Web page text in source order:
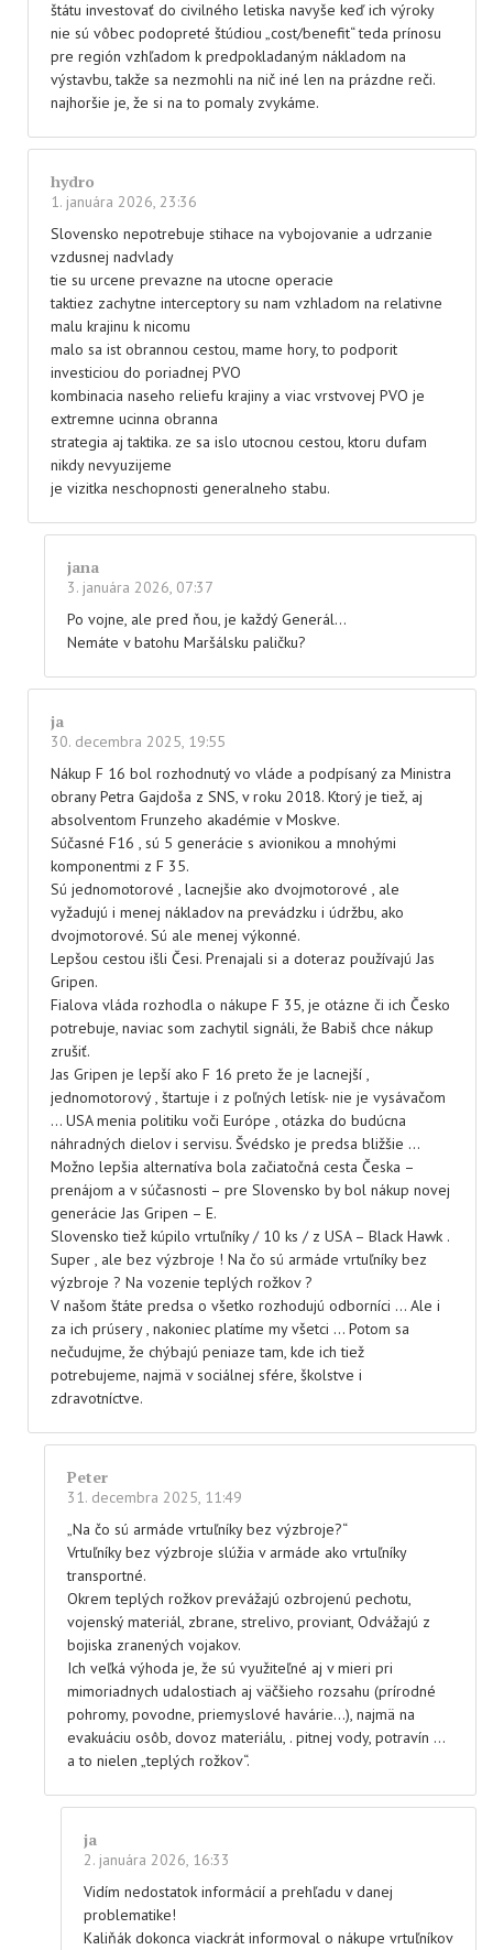
štátu investovať do civilného letiska navyše keď ich výroky
nie sú vôbec podopreté štúdiou „cost/benefit“ teda prínosu
pre región vzhľadom k predpokladaným nákladom na
výstavbu, takže sa nezmohli na nič iné len na prázdne reči.
najhoršie je, že si na to pomaly zvykáme.
hydro
1. januára 2026, 23:36
Slovensko nepotrebuje stihace na vybojovanie a udrzanie
vzdusnej nadvlady
tie su urcene prevazne na utocne operacie
taktiez zachytne interceptory su nam vzhladom na relativne
malu krajinu k nicomu
malo sa ist obrannou cestou, mame hory, to podporit
investiciou do poriadnej PVO
kombinacia naseho reliefu krajiny a viac vrstvovej PVO je
extremne ucinna obranna
strategia aj taktika. ze sa islo utocnou cestou, ktoru dufam
nikdy nevyuzijeme
je vizitka neschopnosti generalneho stabu.
jana
3. januára 2026, 07:37
Po vojne, ale pred ňou, je každý Generál…
Nemáte v batohu Maršálsku paličku?
ja
30. decembra 2025, 19:55
Nákup F 16 bol rozhodnutý vo vláde a podpísaný za Ministra
obrany Petra Gajdoša z SNS, v roku 2018. Ktorý je tiež, aj
absolventom Frunzeho akadémie v Moskve.
Súčasné F16 , sú 5 generácie s avionikou a mnohými
komponentmi z F 35.
Sú jednomotorové , lacnejšie ako dvojmotorové , ale
vyžadujú i menej nákladov na prevádzku i údržbu, ako
dvojmotorové. Sú ale menej výkonné.
Lepšou cestou išli Česi. Prenajali si a doteraz používajú Jas
Gripen.
Fialova vláda rozhodla o nákupe F 35, je otázne či ich Česko
potrebuje, naviac som zachytil signáli, že Babiš chce nákup
zrušiť.
Jas Gripen je lepší ako F 16 preto že je lacnejší ,
jednomotorový , štartuje i z poľných letísk- nie je vysávačom
… USA menia politiku voči Európe , otázka do budúcna
náhradných dielov i servisu. Švédsko je predsa bližšie …
Možno lepšia alternatíva bola začiatočná cesta Česka –
prenájom a v súčasnosti – pre Slovensko by bol nákup novej
generácie Jas Gripen – E.
Slovensko tiež kúpilo vrtuľníky / 10 ks / z USA – Black Hawk .
Super , ale bez výzbroje ! Na čo sú armáde vrtuľníky bez
výzbroje ? Na vozenie teplých rožkov ?
V našom štáte predsa o všetko rozhodujú odborníci … Ale i
za ich prúsery , nakoniec platíme my všetci … Potom sa
nečudujme, že chýbajú peniaze tam, kde ich tiež
potrebujeme, najmä v sociálnej sfére, školstve i
zdravotníctve.
Peter
31. decembra 2025, 11:49
„Na čo sú armáde vrtuľníky bez výzbroje?“
Vrtuľníky bez výzbroje slúžia v armáde ako vrtuľníky
transportné.
Okrem teplých rožkov prevážajú ozbrojenú pechotu,
vojenský materiál, zbrane, strelivo, proviant, Odvážajú z
bojiska zranených vojakov.
Ich veľká výhoda je, že sú využiteľné aj v mieri pri
mimoriadnych udalostiach aj väčšieho rozsahu (prírodné
pohromy, povodne, priemyslové havárie…), najmä na
evakuáciu osôb, dovoz materiálu, . pitnej vody, potravín …
a to nielen „teplých rožkov“.
ja
2. januára 2026, 16:33
Vidím nedostatok informácií a prehľadu v danej
problematike!
Kaliňák dokonca viackrát informoval o nákupe vrtuľníkov